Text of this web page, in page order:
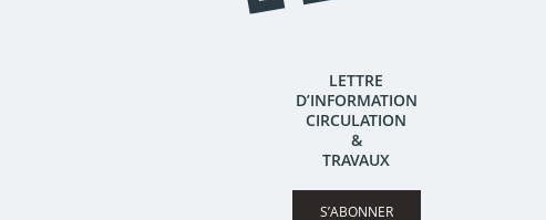
LETTRE
D’INFORMATION
CIRCULATION
&
TRAVAUX
S’ABONNER